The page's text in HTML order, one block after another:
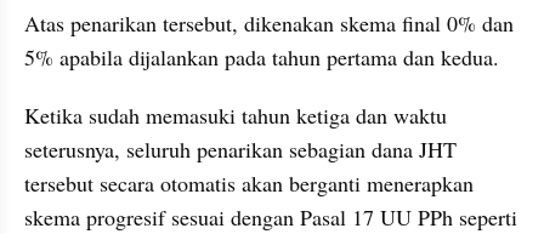
Atas penarikan tersebut, dikenakan skema final 0% dan
5% apabila dijalankan pada tahun pertama dan kedua.
Ketika sudah memasuki tahun ketiga dan waktu
seterusnya, seluruh penarikan sebagian dana JHT
tersebut secara otomatis akan berganti menerapkan
skema progresif sesuai dengan Pasal 17 UU PPh seperti